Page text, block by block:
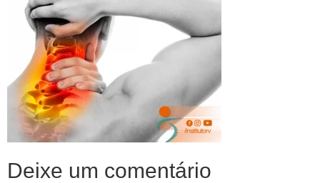
Deixe um comentário